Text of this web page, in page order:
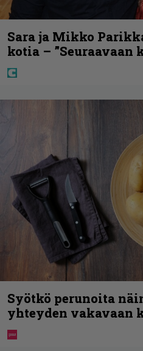
Sara ja Mikko
kotia – ”Seuraavaan
Syötkö perunoita
yhteyden vakavaan